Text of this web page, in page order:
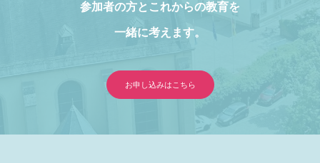
参加者の方とこれからの教育を
一緒に考えます。
お申し込みはこちら